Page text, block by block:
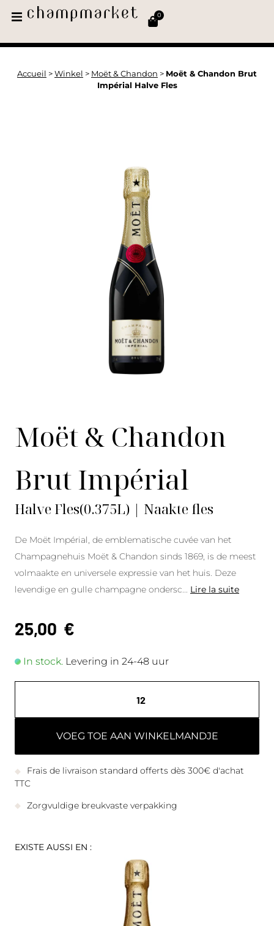
0
Accueil > Winkel > Moët & Chandon > Moët & Chandon Brut
Impérial Halve Fles
Moët & Chandon
Brut Impérial
Halve Fles(0.375L) | Naakte fles
De Moët Impérial, de emblematische cuvée van het
Champagnehuis Moët & Chandon sinds 1869, is de meest
volmaakte en universele expressie van het huis. Deze
levendige en gulle champagne ondersc
Lire la suite
25,00 €
In stock. Levering in 24-48 uur
VOEG TOE AAN WINKELMANDJE
Frais de livraison standard offerts dès 300€ d'achat
TTC
Zorgvuldige breukvaste verpakking
EXISTE AUSSI EN :